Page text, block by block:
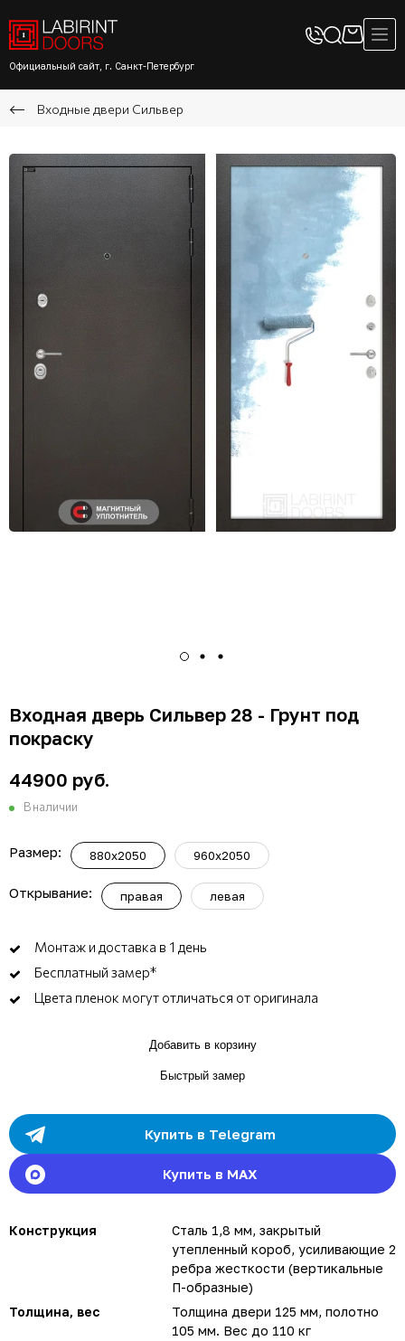
Официальный сайт, г. Санкт-Петербург
Входные двери Сильвер
Входная дверь Сильвер 28 - Грунт под
покраску
44900 руб.
В наличии
Размер: 880x2050 960x2050
Открывание: правая левая
Монтаж и доставка в 1 день
Бесплатный замер*
Цвета пленок могут отличаться от оригинала
Добавить в корзину
Быстрый замер
Купить в Telegram
Купить в MAX
Конструкция
Сталь 1,8 мм, закрытый
утепленный короб, усиливающие 2
ребра жесткости (вертикальные
П-образные)
Толщина, вес
Толщина двери 125 мм, полотно
105 мм. Вес до 110 кг